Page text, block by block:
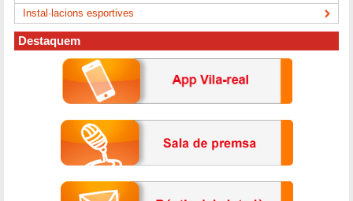
Instal·lacions esportives
Destaquem